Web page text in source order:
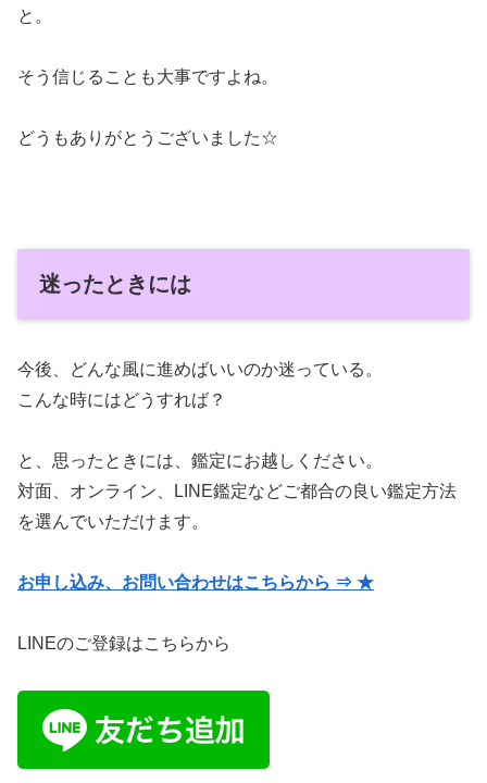
と。
そう信じることも大事ですよね。
どうもありがとうございました☆
迷ったときには
今後、どんな風に進めばいいのか迷っている。
こんな時にはどうすれば？
と、思ったときには、鑑定にお越しください。
対面、オンライン、LINE鑑定などご都合の良い鑑定方法
を選んでいただけます。
お申し込み、お問い合わせはこちらから ⇒ ★
LINEのご登録はこちらから